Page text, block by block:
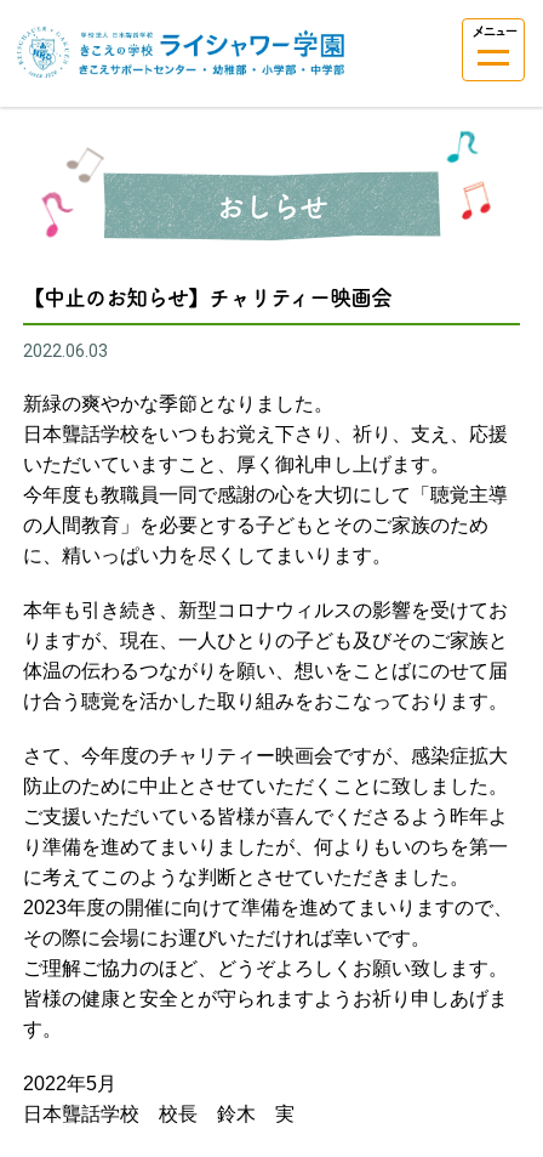
メニュー
おしらせ
【中止のお知らせ】チャリティー映画会
2022.06.03
新緑の爽やかな季節となりました。
日本聾話学校をいつもお覚え下さり、祈り、支え、応援
いただいていますこと、厚く御礼申し上げます。
今年度も教職員一同で感謝の心を大切にして「聴覚主導
の人間教育」を必要とする子どもとそのご家族のため
に、精いっぱい力を尽くしてまいります。
本年も引き続き、新型コロナウィルスの影響を受けてお
りますが、現在、一人ひとりの子ども及びそのご家族と
体温の伝わるつながりを願い、想いをことばにのせて届
け合う聴覚を活かした取り組みをおこなっております。
さて、今年度のチャリティー映画会ですが、感染症拡大
防止のために中止とさせていただくことに致しました。
ご支援いただいている皆様が喜んでくださるよう昨年よ
り準備を進めてまいりましたが、何よりもいのちを第一
に考えてこのような判断とさせていただきました。
2023年度の開催に向けて準備を進めてまいりますので、
その際に会場にお運びいただければ幸いです。
ご理解ご協力のほど、どうぞよろしくお願い致します。
皆様の健康と安全とが守られますようお祈り申しあげま
す。
2022年5月
日本聾話学校 校長 鈴木 実